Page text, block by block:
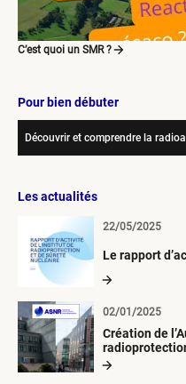
C’est quoi un SMR ?
Pour bien débuter
Découvrir et comprendre la
Les actualités
Le rapport
22/05/2025
Création de
02/01/2025